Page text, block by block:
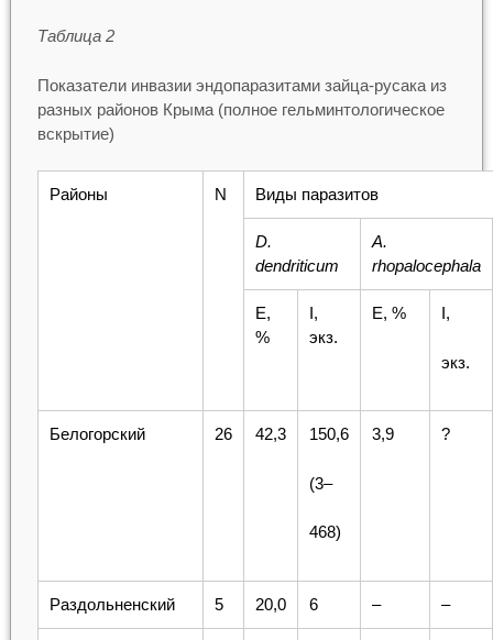
Таблица 2
Показатели инвазии эндопаразитами зайца-русака из
разных районов Крыма (полное гельминтологическое
вскрытие)
Районы N Виды паразитов
D.
dendriticum
A.
rhopalocephala
E,
%
I,
экз.
E, % I,
экз.
Белогорский 26 42,3 150,6
(3–
468)
3,9 ?
Раздольненский 5 20,0 6 – –